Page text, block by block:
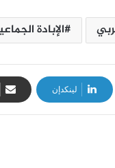
الإبادة
لينكدإن